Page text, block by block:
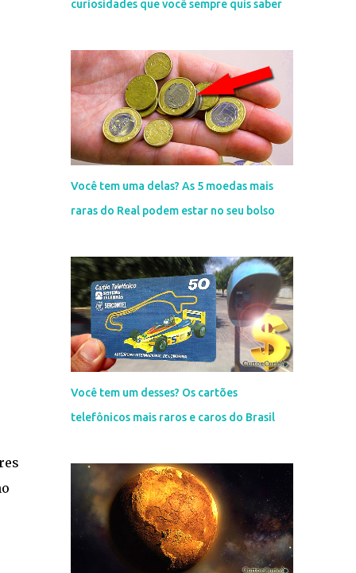
curiosidades que você sempre quis saber
Você tem uma delas? As 5 moedas mais
raras do Real podem estar no seu bolso
Você tem um desses? Os cartões
telefônicos mais raros e caros do Brasil